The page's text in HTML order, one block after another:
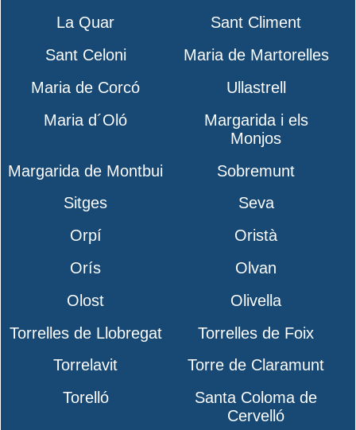
La Quar
Sant Climent
Sant Celoni
Maria de Martorelles
Maria de Corcó
Ullastrell
Maria d´Oló
Margarida i els
Monjos
Margarida de Montbui
Sobremunt
Sitges
Seva
Orpí
Oristà
Orís
Olvan
Olost
Olivella
Torrelles de Llobregat
Torrelles de Foix
Torrelavit
Torre de Claramunt
Torelló
Santa Coloma de
Cervelló